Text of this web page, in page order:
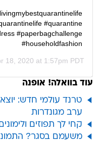
#quarantine
#paperbagchallenge
#householdfashion
18, 2020 at 1:57pm PDT
עוד בוואלה! אופנה
טרנד עולמי חדש:
ערב מגונדרות
קחי לך תפוזים
משעמם בסגר?